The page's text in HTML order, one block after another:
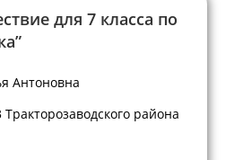
для 7 класса по
Антоновна
района